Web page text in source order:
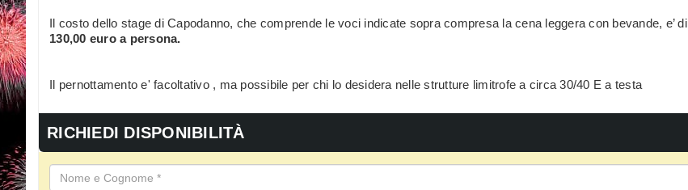
Il costo dello stage di Capodanno, che comprende le voci indicate sopra compresa la cena leggera con bevande, e’ di
130,00 euro a persona.
Il pernottamento e' facoltativo , ma possibile per chi lo desidera nelle strutture limitrofe a circa 30/40 E a testa
RICHIEDI DISPONIBILITÀ